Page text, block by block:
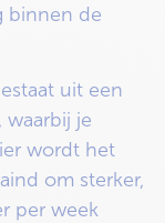
binnen de
uit een
je
wordt het
om sterker,
per week